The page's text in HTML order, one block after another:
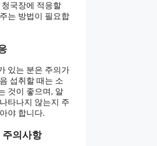
국장에 적응할
는 방법이 필요합
있는 분은 주의가
섭취할 때는 소
것이 좋으며, 알
타나지 않는지 주
야 합니다.
주의사항